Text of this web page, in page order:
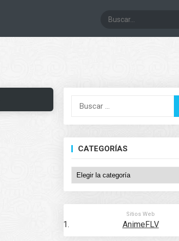
Buscar:
CATEGORÍAS
Categorías
Sitios Web
AnimeFLV